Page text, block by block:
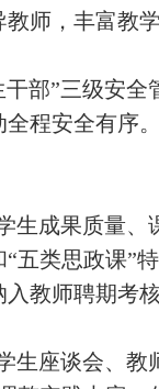
师，丰富教
部”三级安
全程安全有序
生成果质量
五类思政课”
教师聘期考
生座谈会、